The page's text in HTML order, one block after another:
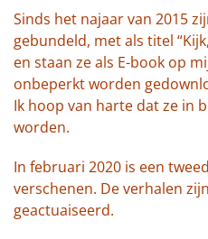
Sinds het najaar van 2015
gebundeld, met als titel
en staan ze als E-book op
onbeperkt worden
Ik hoop van harte dat ze in
worden.
In februari 2020 is een
verschenen. De verhalen
geactuaiseerd.